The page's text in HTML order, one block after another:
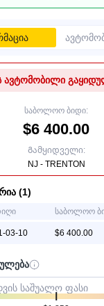
ავტომობილი
საბოლოო ბიდი:
$6 400.00
Გამყიდველი:
NJ - TRENTON
(1)
საბოლოო
03-10 $6 400.00
საშუალო ფასი